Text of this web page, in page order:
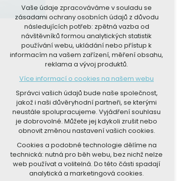
Technická cookies
nutná pro provozování webu
udržení kontextu stránek (session):
případná přihlášení, volby jazyka, apod.
Volitelná cookies
analytická pro anonymizované
vyhodnocení návštěvnosti
marketingová cookies (Google, Seznam,
Facebook)
Více informací o cookies na našem webu
PŘIJMOUT VŠECHNY COOKIES
ODMÍTNOUT VOLITELNÁ
Vaše údaje zpracováváme v souladu se
zásadami ochrany osobních údajů z důvodu
následujících potřeb: zpětná vazba od
návštěvníků formou analytických statistik
používání webu, ukládání nebo přístup k
informacím na vašem zařízení, měření obsahu,
reklama a vývoj produktů.
Více informací o cookies na našem webu
Správci vašich údajů bude naše společnost,
jakož i naši důvěryhodní partneři, se kterými
neustále spolupracujeme. Vyjádření souhlasu
je dobrovolné. Můžete jej kdykoli zrušit nebo
obnovit změnou nastavení vašich cookies.
Cookies a podobné technologie dělíme na
technická: nutná pro běh webu, bez nichž nelze
web používat a volitelná. Do této části spadají
analytická a marketingová cookies.